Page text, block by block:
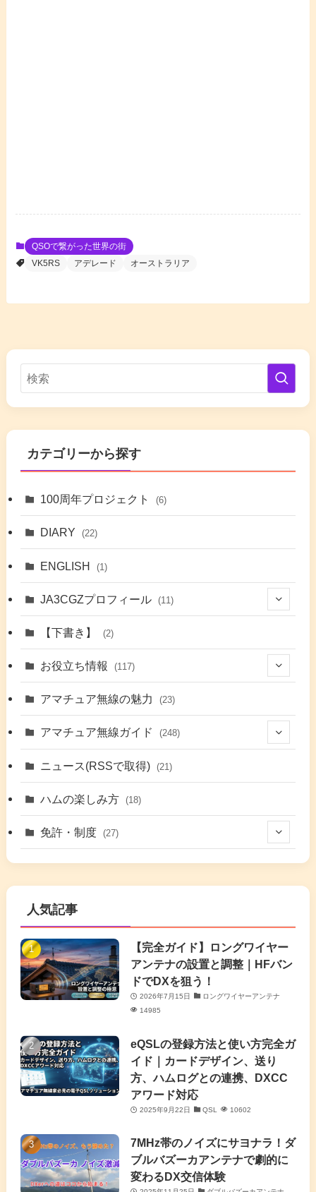
QSOで繋がった世界の街
VK5RS
アデレード オーストラリア
カテゴリーから探す
100周年プロジェクト (6)
DIARY (22)
ENGLISH (1)
JA3CGZプロフィール (11)
(7)
【下書き】 (2)
お役立ち情報 (117)
(48)
(9)
(17)
(6)
アマチュア無線の魅力 (23)
アマチュア無線ガイド (248)
(42)
(5)
(1)
(4)
(3)
(41)
(7) (7)
(16)
(7)
(6)
(20)
(63)
(7)
(5)
(4)
(2)
(5)
(11)
ニュース(RSSで取得) (21)
ハムの楽しみ方 (18)
免許・制度 (27)
(5)
(4)
(1)
人気記事
【完全ガイド】ロングワイヤー
アンテナの設置と調整｜HFバン
ドでDXを狙う！
2026年7月15日
ロングワイヤーアンテナ
14985
eQSLの登録方法と使い方完全ガ
イド｜カードデザイン、送り
方、ハムログとの連携、DXCC
アワード対応
2025年9月22日 QSL 10602
7MHz帯のノイズにサヨナラ！ダ
ブルバズーカアンテナで劇的に
変わるDX交信体験